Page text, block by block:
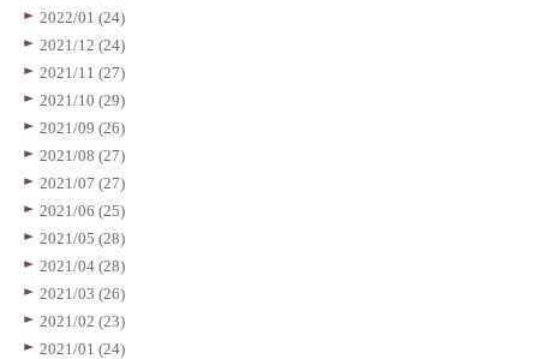
2022/01 (24)
2021/12 (24)
2021/11 (27)
2021/10 (29)
2021/09 (26)
2021/08 (27)
2021/07 (27)
2021/06 (25)
2021/05 (28)
2021/04 (28)
2021/03 (26)
2021/02 (23)
2021/01 (24)